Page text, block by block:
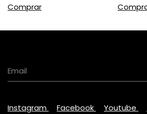
Instagram Facebook Youtube